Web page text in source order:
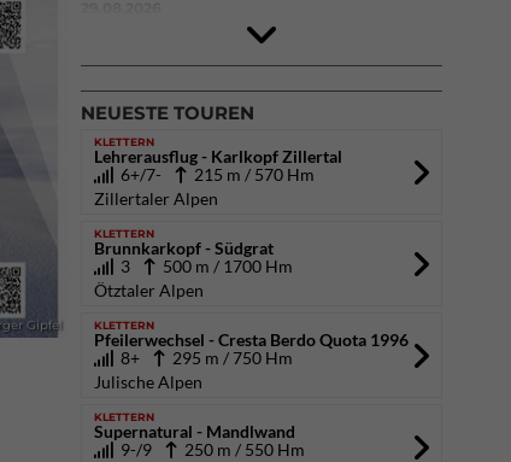
Gipfel
DAV Kletter- & Boulderzentrum München
Süd (Thalkirchen)
NEUESTE TOUREN
KLETTERN
Lehrerausflug - Karlkopf Zillertal
6+/7-
215 m / 570 Hm
Zillertaler Alpen
KLETTERN
Brunnkarkopf - Südgrat
3
500 m / 1700 Hm
Ötztaler Alpen
KLETTERN
Pfeilerwechsel - Cresta Berdo Quota 1996
8+
295 m / 750 Hm
Julische Alpen
KLETTERN
Supernatural - Mandlwand
9-/9
250 m / 550 Hm